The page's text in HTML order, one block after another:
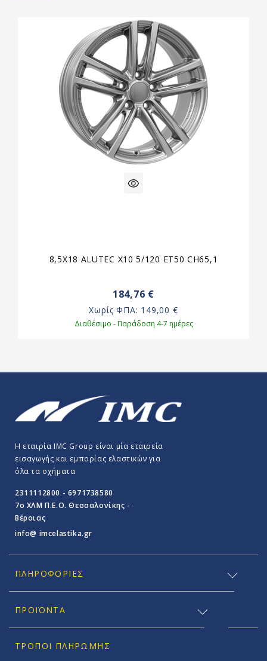
8,5X18 ALUTEC X10 5/120 ET50 CH65,1
184,76 €
Χωρίς ΦΠΑ: 149,00 €
Διαθέσιμο - Παράδοση 4-7 ημέρες
Η εταιρία IMC Group είναι μία εταιρεία
εισαγωγής και εμπορίας ελαστικών για
όλα τα οχήματα
2311112800 - 6971738580
7o ΧΛΜ Π.E.O. Θεσσαλονίκης -
Βέροιας
info@ imcelastika.gr
ΠΛΗΡΟΦΟΡΊΕΣ
ΠΡΟΪΟΝΤΑ
ΤΡΌΠΟΙ ΠΛΗΡΩΜΉΣ